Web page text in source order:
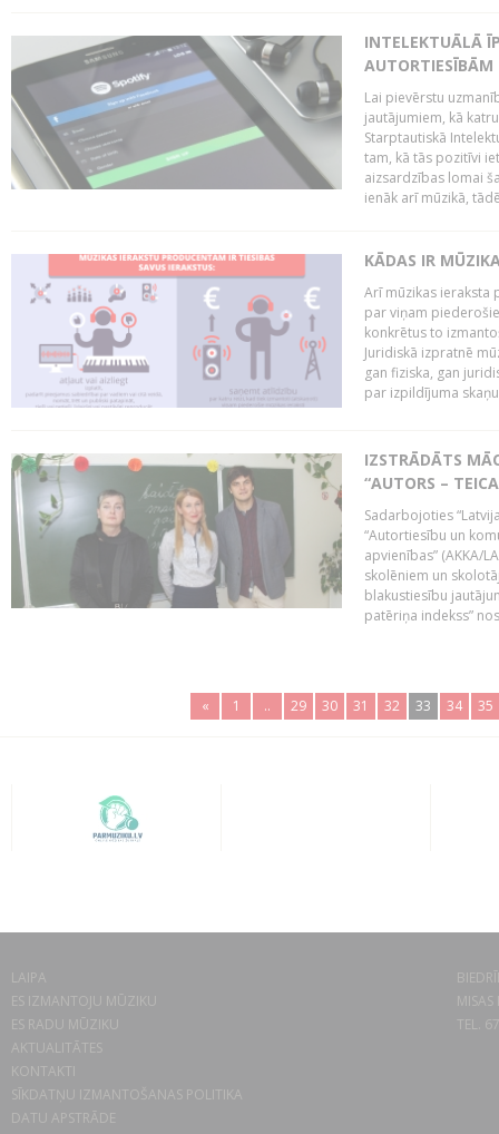
INTELEKTUĀLĀ
Lai pievērstu
jautājumiem, kā
Starptautiskā
tam, kā tās pozitīvi
aizsardzības lomai
ienāk arī mūzikā,
KĀDAS IR
Arī mūzikas ieraksta
par viņam
konkrētus to
Juridiskā izpratnē
gan fiziska, gan
par izpildījuma
IZSTRĀDĀTS
“AUTORS –
Sadarbojoties
“Autortiesību un
apvienības” (AKKA/
skolēniem un
blakustiesību
patēriņa indekss”
« 1 .. 29 30 31 32 33 34 35
LAIPA
ES IZMANTOJU MŪZIKU
ES RADU MŪZIKU
AKTUALITĀTES
KONTAKTI
SĪKDATŅU IZMANTOŠANAS POLITIKA
DATU APSTRĀDE
TEL.